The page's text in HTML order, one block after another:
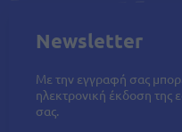
Newsletter
Με την εγγραφή σας
ηλεκτρονική έκδοση της
σας.